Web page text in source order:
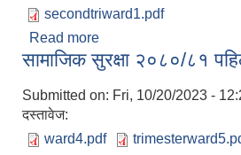
secondtriward1.pdf
Read more
सामाजिक सुरक्षा २०८०/८१
Submitted on: Fri, 10/20/2023 -
दस्तावेज:
ward4.pdf